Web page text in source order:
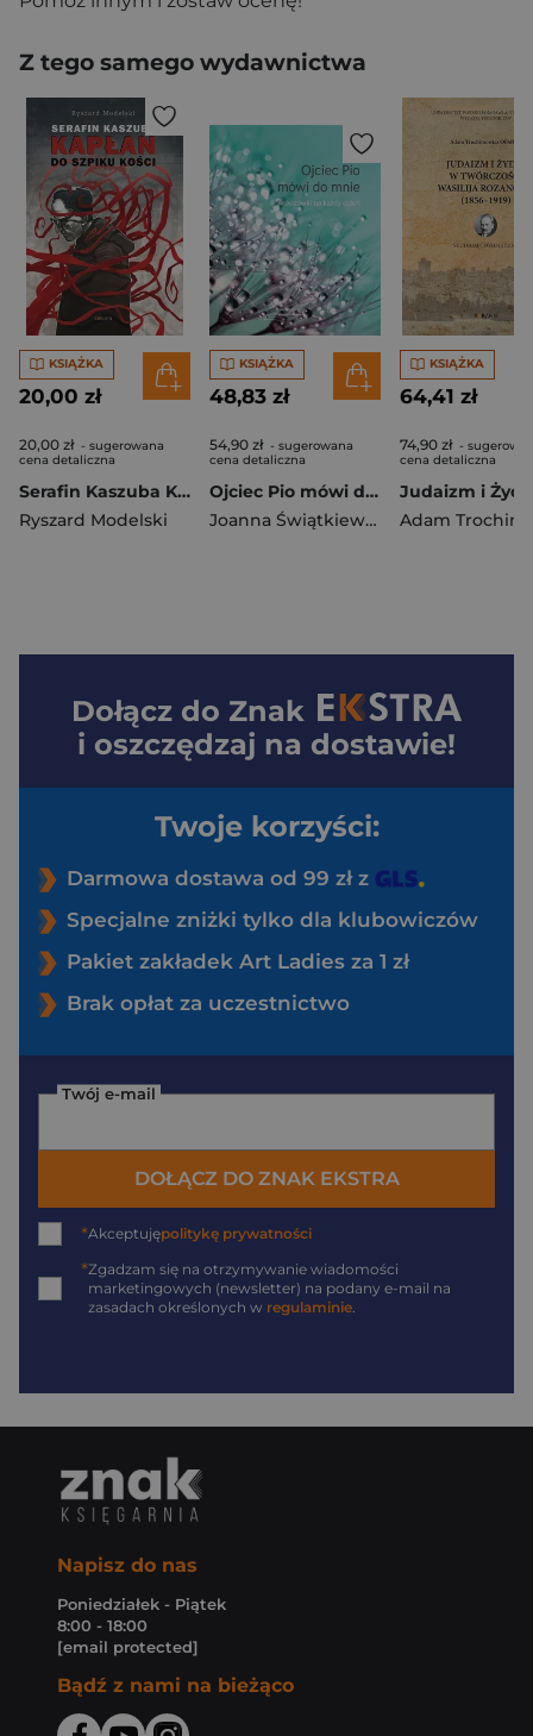
Z tego samego wydawnictwa
KSIĄŻKA
20,00 zł
20,00 zł - sugerowana
cena detaliczna
Serafin Kaszuba Kapłan do szpiku kości
Ryszard Modelski
KSIĄŻKA
48,83 zł
54,90 zł - sugerowana
cena detaliczna
Ojciec Pio mówi do mnie Wskazówki na każdy dzień
Joanna Świątkiewicz
KSIĄŻKA
64,41 zł
74,90 zł -
cena detaliczna
Dołącz do Znak
i oszczędzaj na dostawie!
Twoje korzyści:
Darmowa dostawa od 99 zł z
Specjalne zniżki tylko dla klubowiczów
Pakiet zakładek Art Ladies za 1 zł
Brak opłat za uczestnictwo
Twój e-mail
DOŁĄCZ DO ZNAK EKSTRA
*Akceptujępolitykę prywatności
*Zgadzam się na otrzymywanie wiadomości
marketingowych (newsletter) na podany e-mail na
zasadach określonych w regulaminie
Napisz do nas
Poniedziałek - Piątek
8:00 - 18:00
[email protected]
Bądź z nami na bieżąco